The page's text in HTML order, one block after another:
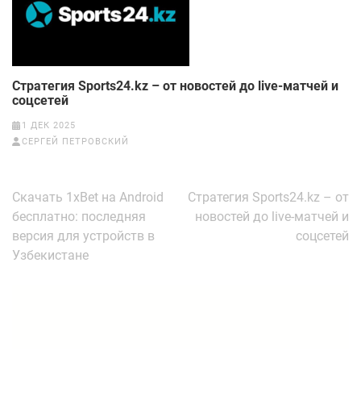
Cтратегия Sports24.kz – от новостей до live-матчей и
соцсетей
1 ДЕК 2025
СЕРГЕЙ ПЕТРОВСКИЙ
Навигация
по
записям
Скачать 1xBet на Android
бесплатно: последняя
версия для устройств в
Узбекистане
Cтратегия Sports24.kz – от
новостей до live-матчей и
соцсетей